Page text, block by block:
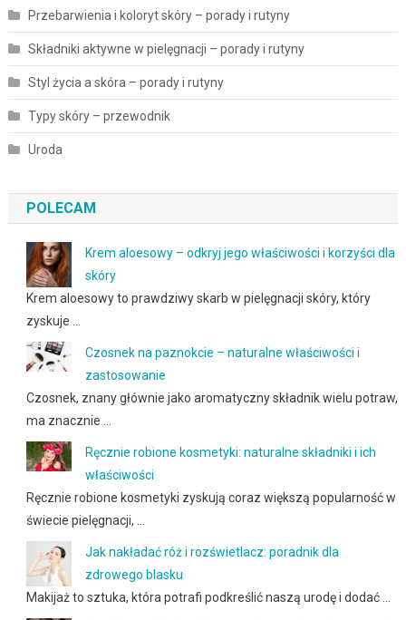
Przebarwienia i koloryt skóry – porady i rutyny
Składniki aktywne w pielęgnacji – porady i rutyny
Styl życia a skóra – porady i rutyny
Typy skóry – przewodnik
Uroda
POLECAM
Krem aloesowy – odkryj jego właściwości i korzyści dla
skóry
Krem aloesowy to prawdziwy skarb w pielęgnacji skóry, który
zyskuje …
Czosnek na paznokcie – naturalne właściwości i
zastosowanie
Czosnek, znany głównie jako aromatyczny składnik wielu potraw,
ma znacznie …
Ręcznie robione kosmetyki: naturalne składniki i ich
właściwości
Ręcznie robione kosmetyki zyskują coraz większą popularność w
świecie pielęgnacji, …
Jak nakładać róż i rozświetlacz: poradnik dla
zdrowego blasku
Makijaż to sztuka, która potrafi podkreślić naszą urodę i dodać …